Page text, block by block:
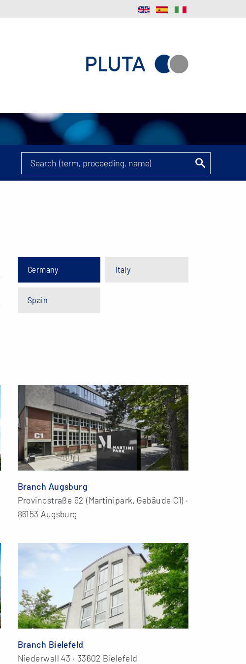
Germany Italy
Spain
Branch Augsburg
Provinostraße 52 (Martinipark, Gebäude C1) ·
86153 Augsburg
Branch Bielefeld
Niederwall 43 · 33602 Bielefeld